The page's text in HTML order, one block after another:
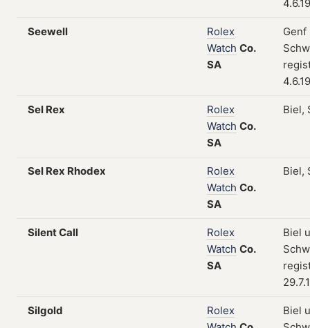
Seewell
Rolex
Watch Co.
SA
Genf
Sel Rex
Rolex
Watch Co.
SA
Biel,
Sel Rex Rhodex
Rolex
Watch Co.
SA
Biel,
Silent Call
Rolex
Watch Co.
SA
Biel
Silgold
Rolex
Biel